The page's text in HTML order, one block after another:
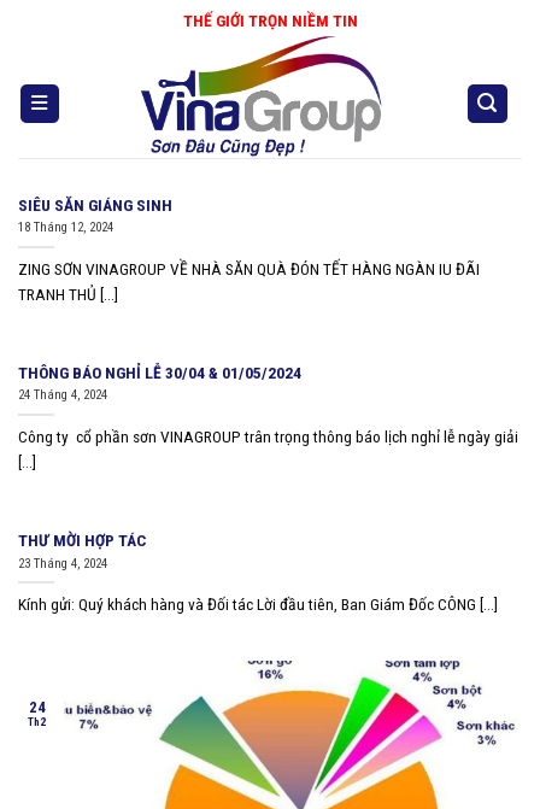
THẾ GIỚI TRỌN NIỀM TIN
SIÊU SĂN GIÁNG SINH
18 Tháng 12, 2024
ZING SƠN VINAGROUP VỀ NHÀ SĂN QUÀ ĐÓN TẾT HÀNG NGÀN IU ĐÃI
TRANH THỦ [...]
THÔNG BÁO NGHỈ LỄ 30/04 & 01/05/2024
24 Tháng 4, 2024
Công ty cổ phần sơn VINAGROUP trân trọng thông báo lịch nghỉ lễ ngày giải
[...]
THƯ MỜI HỢP TÁC
23 Tháng 4, 2024
Kính gửi: Quý khách hàng và Đối tác Lời đầu tiên, Ban Giám Đốc CÔNG [...]
24
Th2